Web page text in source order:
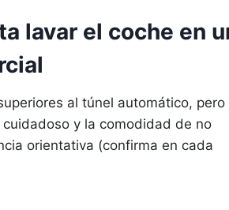
lavar el coche en
al túnel automático, pero
y la comodidad de no
orientativa (confirma en cada